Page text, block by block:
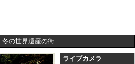
冬の世界遺産の街
ライブカメラ